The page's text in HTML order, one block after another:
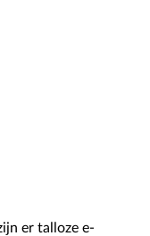
er talloze e-